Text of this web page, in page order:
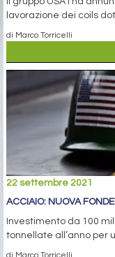
lavorazione dei coils
di Marco Torricelli
22 settembre 2021
ACCIAIO: NUOVA
Investimento da 100
tonnellate all’anno per
di Marco Torricelli